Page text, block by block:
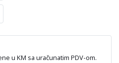
u KM sa uračunatim PDV-om.